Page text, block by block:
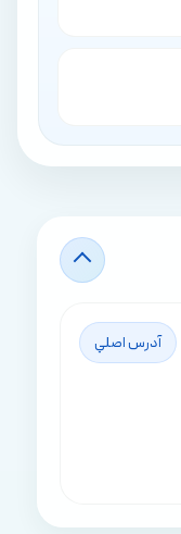
آدرس اصلي